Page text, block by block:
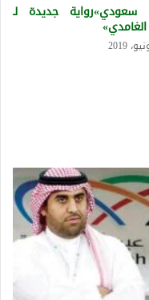
سعودي»رواية جديدة لـ